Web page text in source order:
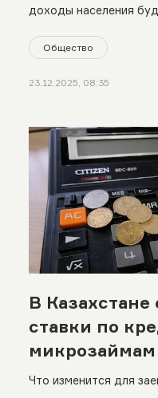
доходы населения
Общество
23.12.2025, 08:35
В Казахстане
ставки по
микрозаймам
Что изменится для